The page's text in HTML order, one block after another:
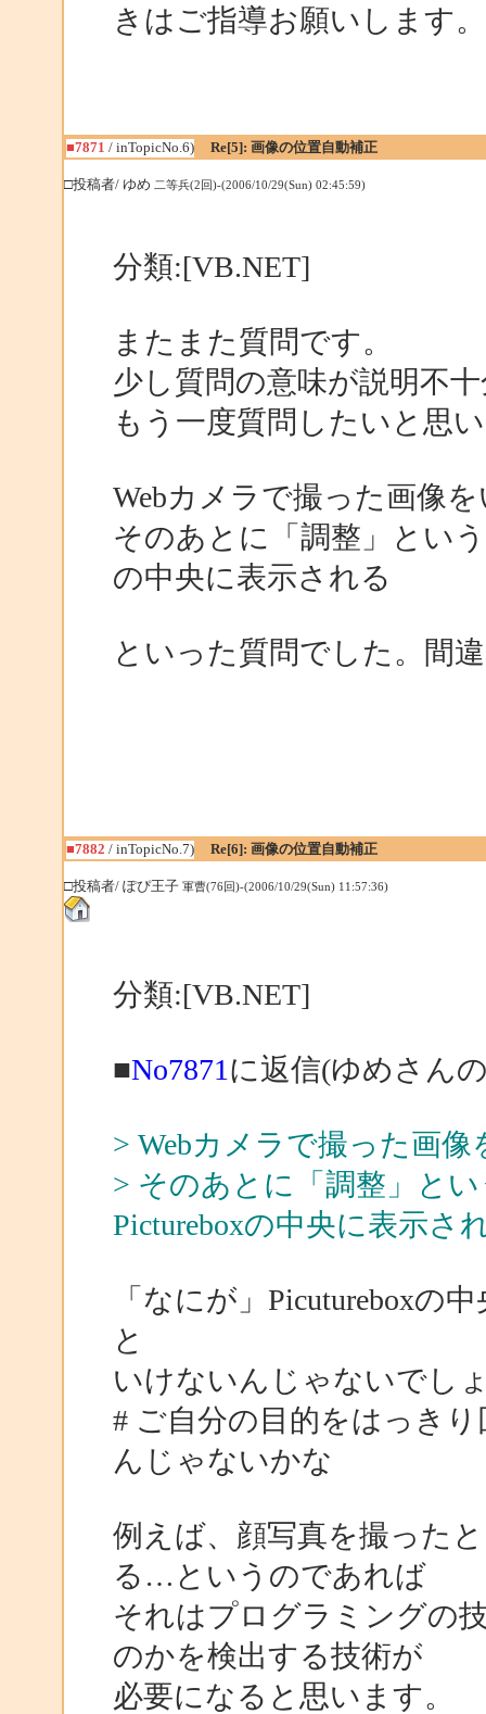
きはご指導お願いします。
■7871 / inTopicNo.6) Re[5]: 画像の位置自動補正
□投稿者/ ゆめ 二等兵(2回)-(2006/10/29(Sun) 02:45:59)
分類:[VB.NET]
またまた質問です。
少し質問の意味が説明不
もう一度質問したいと思
Webカメラで撮った画像
そのあとに「調整」とい
の中央に表示される
といった質問でした。間
■7882 / inTopicNo.7) Re[6]: 画像の位置自動補正
□投稿者/ ぽぴ王子 軍曹(76回)-(2006/10/29(Sun) 11:57:36)
分類:[VB.NET]
■No7871 に返信(ゆめさん
> Webカメラで撮った画
> そのあとに「調整」と
Pictureboxの中央に表示さ
「なにが」Picutureboxの
と
いけないんじゃないでし
# ご自分の目的をはっき
んじゃないかな
例えば、顔写真を撮った
る…というのであれば
それはプログラミングの
のかを検出する技術が
必要になると思います。